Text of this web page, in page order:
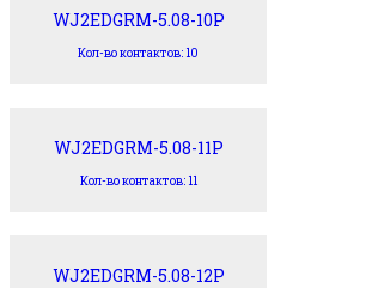
WJ2EDGRM-5.08-10P
Кол-во контактов: 10
WJ2EDGRM-5.08-11P
Кол-во контактов: 11
WJ2EDGRM-5.08-12P